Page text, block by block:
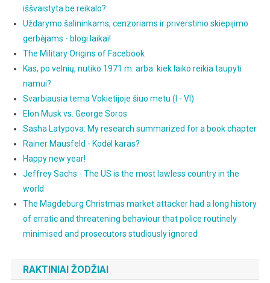
iššvaistyta be reikalo?
Uždarymo šalininkams, cenzoriams ir priverstinio skiepijimo
gerbėjams - blogi laikai!
The Military Origins of Facebook
Kas, po velnių, nutiko 1971 m. arba: kiek laiko reikia taupyti
namui?
Svarbiausia tema Vokietijoje šiuo metu (I - VI)
Elon Musk vs. George Soros
Sasha Latypova: My research summarized for a book chapter
Rainer Mausfeld - Kodėl karas?
Happy new year!
Jeffrey Sachs - The US is the most lawless country in the
world
The Magdeburg Christmas market attacker had a long history
of erratic and threatening behaviour that police routinely
minimised and prosecutors studiously ignored
RAKTINIAI ŽODŽIAI